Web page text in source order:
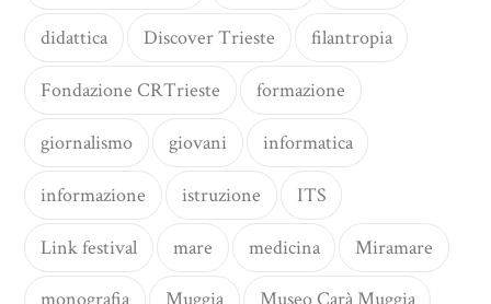
didattica Discover Trieste filantropia
Fondazione CRTrieste formazione
giornalismo giovani informatica
informazione istruzione ITS
Link festival mare medicina Miramare